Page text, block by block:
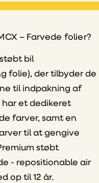
– Farvede folier?
bil
folie), der tilbyder de
til indpakning af
har et dedikeret
farver, samt en
til at gengive
støbt
- repositionable air
op til 12 år.